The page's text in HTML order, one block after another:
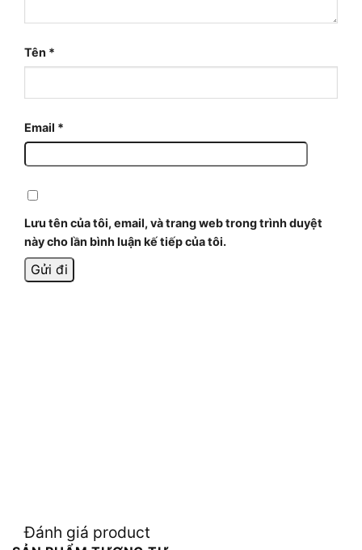
Tên *
Email *
Lưu tên của tôi, email, và trang web trong trình duyệt
này cho lần bình luận kế tiếp của tôi.
Đánh giá product